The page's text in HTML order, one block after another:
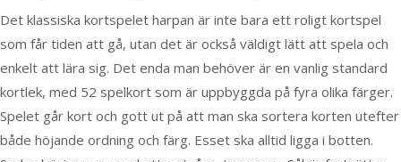
Det klassiska kortspelet harpan är inte bara ett roligt kortspel
som får tiden att gå, utan det är också väldigt lätt att spela och
enkelt att lära sig. Det enda man behöver är en vanlig standard
kortlek, med 52 spelkort som är uppbyggda på fyra olika färger.
Spelet går kort och gott ut på att man ska sortera korten utefter
både höjande ordning och färg. Esset ska alltid ligga i botten.